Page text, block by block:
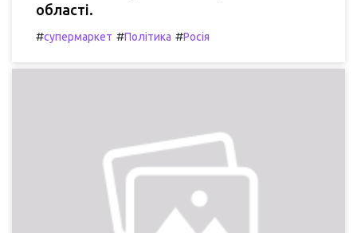
області.
#супермаркет #Політика #Росія